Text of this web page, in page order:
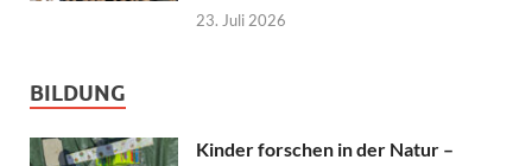
23. Juli 2026
BILDUNG
Kinder forschen in der Natur –